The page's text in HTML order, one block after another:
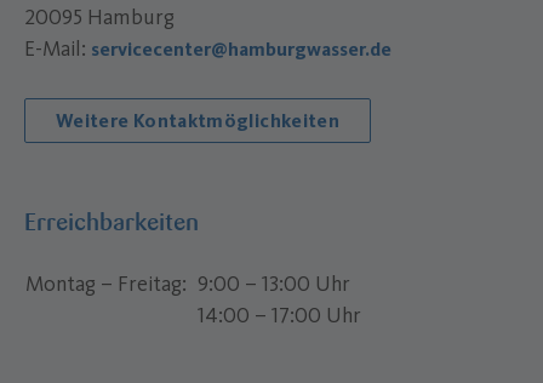
20095 Hamburg
E-Mail: servicecenter@hamburgwasser.de
Weitere Kontaktmöglichkeiten
Erreichbarkeiten
Montag – Freitag
9:00 – 13:00 Uhr
14:00 – 17:00 Uhr